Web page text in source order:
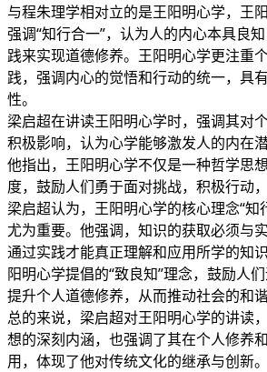
与程朱理学相对立的是王阳明心学，王阳
强调“知行合一”，认为人的内心本具良
践来实现道德修养。王阳明心学更注重
践，强调内心的觉悟和行动的统一，具
性。
梁启超在讲读王阳明心学时，强调其对
积极影响，认为心学能够激发人的内在
他指出，王阳明心学不仅是一种哲学思
度，鼓励人们勇于面对挑战，积极行动
梁启超认为，王阳明心学的核心理念“知
尤为重要。他强调，知识的获取必须与
通过实践才能真正理解和应用所学的知
阳明心学提倡的“致良知”理念，鼓励人
提升个人道德修养，从而推动社会的和谐
总的来说，梁启超对王阳明心学的讲读
想的深刻内涵，也强调了其在个人修养
用，体现了他对传统文化的继承与创新